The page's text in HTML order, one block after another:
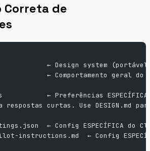
Correta de
← Design system
← Comportamento geral
← Preferências
respostas curtas. Use DESIGN.md
← Config ESPECÍFICA do
instructions.md  ← Config